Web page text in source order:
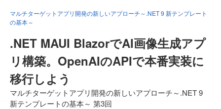
マルチターゲットアプリ開発の新しいアプローチ～.NET 9 新テンプレート
の基本～
.NET MAUI BlazorでAI画像生成アプ
リ構築。OpenAIのAPIで本番実装に
移行しよう
マルチターゲットアプリ開発の新しいアプローチ～.NET 9
新テンプレートの基本～ 第3回